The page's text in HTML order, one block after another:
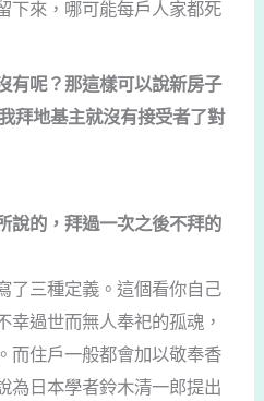
下來，哪可能每戶人家都死
有呢？那這樣可以說新房子
拜地基主就沒有接受者了對
說的，拜過一次之後不拜的
了三種定義。這個看你自己
幸過世而無人奉祀的孤魂，
而住戶一般都會加以敬奉香
為日本學者鈴木清一郎提出